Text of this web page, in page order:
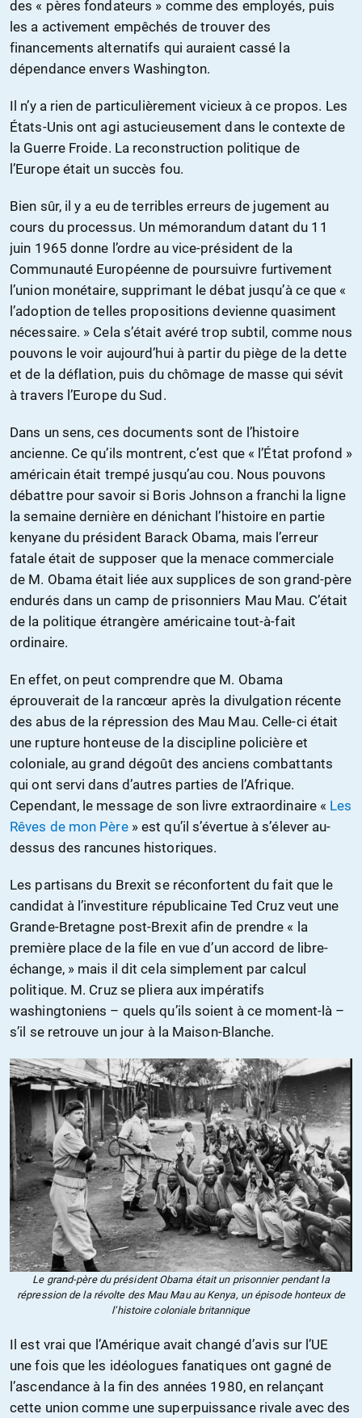
des « pères fondateurs » comme des employés, puis
les a activement empêchés de trouver des
financements alternatifs qui auraient cassé la
dépendance envers Washington.
Il n’y a rien de particulièrement vicieux à ce propos. Les
États-Unis ont agi astucieusement dans le contexte de
la Guerre Froide. La reconstruction politique de
l’Europe était un succès fou.
Bien sûr, il y a eu de terribles erreurs de jugement au
cours du processus. Un mémorandum datant du 11
juin 1965 donne l’ordre au vice-président de la
Communauté Européenne de poursuivre furtivement
l’union monétaire, supprimant le débat jusqu’à ce que «
l’adoption de telles propositions devienne quasiment
nécessaire. » Cela s’était avéré trop subtil, comme nous
pouvons le voir aujourd’hui à partir du piège de la dette
et de la déflation, puis du chômage de masse qui sévit
à travers l’Europe du Sud.
Dans un sens, ces documents sont de l’histoire
ancienne. Ce qu’ils montrent, c’est que « l’État profond »
américain était trempé jusqu’au cou. Nous pouvons
débattre pour savoir si Boris Johnson a franchi la ligne
la semaine dernière en dénichant l’histoire en partie
kenyane du président Barack Obama, mais l’erreur
fatale était de supposer que la menace commerciale
de M. Obama était liée aux supplices de son grand-père
endurés dans un camp de prisonniers Mau Mau. C’était
de la politique étrangère américaine tout-à-fait
ordinaire.
En effet, on peut comprendre que M. Obama
éprouverait de la rancœur après la divulgation récente
des abus de la répression des Mau Mau. Celle-ci était
une rupture honteuse de la discipline policière et
coloniale, au grand dégoût des anciens combattants
qui ont servi dans d’autres parties de l’Afrique.
Cependant, le message de son livre extraordinaire « Les
Rêves de mon Père» est qu’il s’évertue à s’élever au-
dessus des rancunes historiques.
Les partisans du Brexit se réconfortent du fait que le
candidat à l’investiture républicaine Ted Cruz veut une
Grande-Bretagne post-Brexit afin de prendre « la
première place de la file en vue d’un accord de libre-
échange, » mais il dit cela simplement par calcul
politique. M. Cruz se pliera aux impératifs
washingtoniens – quels qu’ils soient à ce moment-là –
s’il se retrouve un jour à la Maison-Blanche.
Le grand-père du président Obama était un prisonnier pendant la
répression de la révolte des Mau Mau au Kenya, un épisode honteux de
l’histoire coloniale britannique
Il est vrai que l’Amérique avait changé d’avis sur l’UE
une fois que les idéologues fanatiques ont gagné de
l’ascendance à la fin des années 1980, en relançant
cette union comme une superpuissance rivale avec des